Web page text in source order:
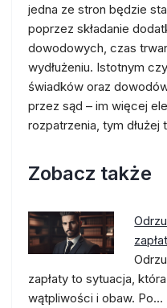
jedna ze stron będzie
poprzez składanie
dowodowych, czas
wydłużeniu. Istotnym
świadków oraz
przez sąd – im więcej
rozpatrzenia, tym dłużej
Zobacz także
zapłaty to sytuacja,
wątpliwości i obaw. Po…